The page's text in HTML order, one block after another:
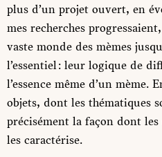
plus d’un projet ouvert, en
mes recherches
vaste monde des mèmes
l’essentiel : leur logique de
l’essence même d’un
objets, dont les thématiques
précisément la façon dont
les caractérise.